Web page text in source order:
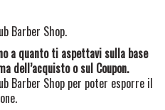
Barber Shop.
a quanto ti aspettavi sulla base
dell’acquisto o sul Coupon.
Barber Shop per poter esporre il